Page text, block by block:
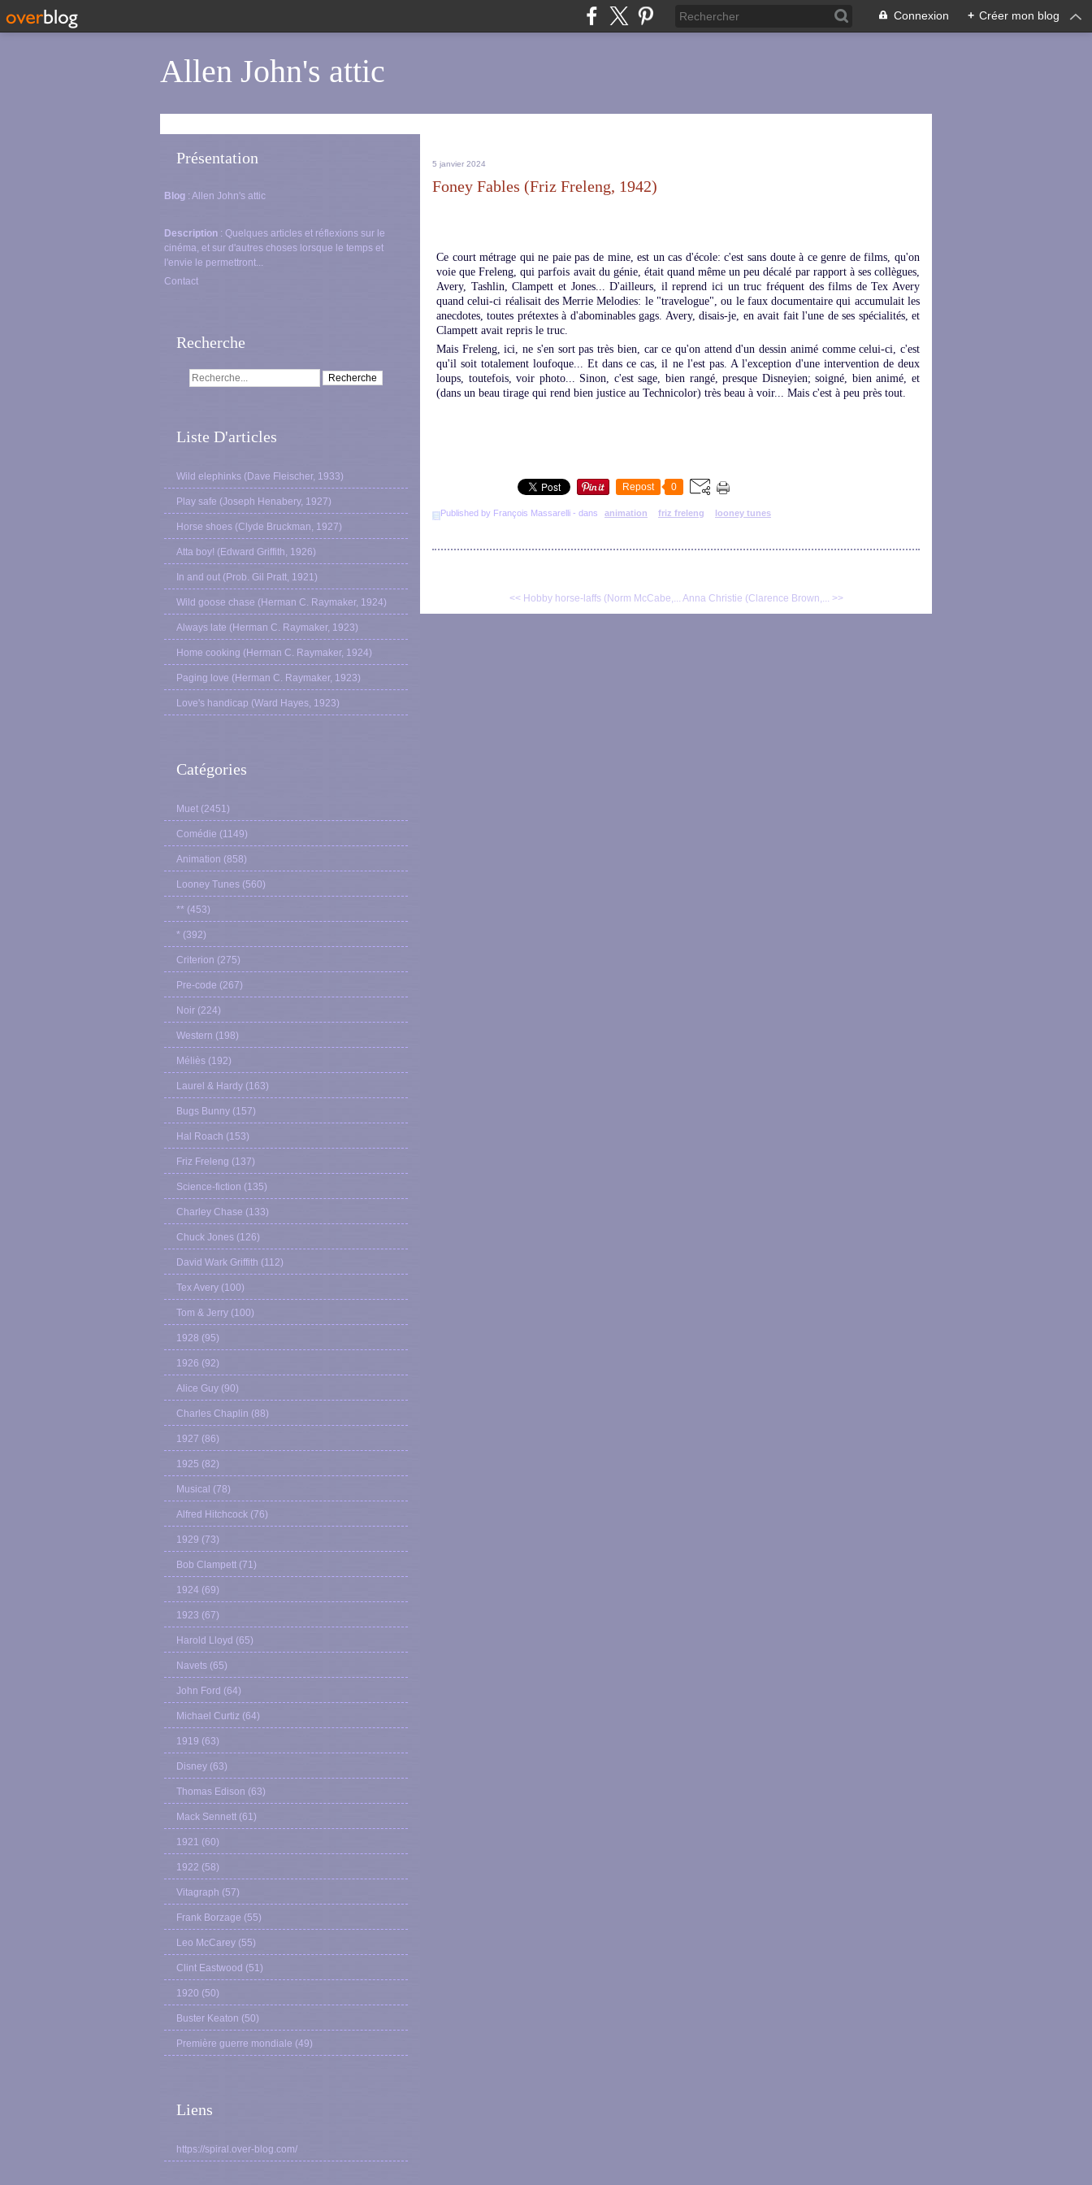
Connexion + Créer mon blog
Allen John's attic
Présentation
Blog : Allen John's attic
Description : Quelques articles et réflexions sur le
cinéma, et sur d'autres choses lorsque le temps et
l'envie le permettront...
Contact
Recherche
Liste D'articles
Wild elephinks (Dave Fleischer, 1933)
Play safe (Joseph Henabery, 1927)
Horse shoes (Clyde Bruckman, 1927)
Atta boy! (Edward Griffith, 1926)
In and out (Prob. Gil Pratt, 1921)
Wild goose chase (Herman C. Raymaker, 1924)
Always late (Herman C. Raymaker, 1923)
Home cooking (Herman C. Raymaker, 1924)
Paging love (Herman C. Raymaker, 1923)
Love's handicap (Ward Hayes, 1923)
Catégories
Muet (2451)
Comédie (1149)
Animation (858)
Looney Tunes (560)
** (453)
* (392)
Criterion (275)
Pre-code (267)
Noir (224)
Western (198)
Méliès (192)
Laurel & Hardy (163)
Bugs Bunny (157)
Hal Roach (153)
Friz Freleng (137)
Science-fiction (135)
Charley Chase (133)
Chuck Jones (126)
David Wark Griffith (112)
Tex Avery (100)
Tom & Jerry (100)
1928 (95)
1926 (92)
Alice Guy (90)
Charles Chaplin (88)
1927 (86)
1925 (82)
Musical (78)
Alfred Hitchcock (76)
1929 (73)
Bob Clampett (71)
1924 (69)
1923 (67)
Harold Lloyd (65)
Navets (65)
John Ford (64)
Michael Curtiz (64)
1919 (63)
Disney (63)
Thomas Edison (63)
Mack Sennett (61)
1921 (60)
1922 (58)
Vitagraph (57)
Frank Borzage (55)
Leo McCarey (55)
Clint Eastwood (51)
1920 (50)
Buster Keaton (50)
Première guerre mondiale (49)
Liens
https://spiral.over-blog.com/
5 janvier 2024
Foney Fables (Friz Freleng, 1942)
Ce court métrage qui ne paie pas de mine, est un cas d'école: c'est sans doute à ce genre de films, qu'on
voie que Freleng, qui parfois avait du génie, était quand même un peu décalé par rapport à ses collègues,
Avery, Tashlin, Clampett et Jones... D'ailleurs, il reprend ici un truc fréquent des films de Tex Avery
quand celui-ci réalisait des Merrie Melodies: le "travelogue", ou le faux documentaire qui accumulait les
anecdotes, toutes prétextes à d'abominables gags. Avery, disais-je, en avait fait l'une de ses spécialités, et
Clampett avait repris le truc.
Mais Freleng, ici, ne s'en sort pas très bien, car ce qu'on attend d'un dessin animé comme celui-ci, c'est
qu'il soit totalement loufoque... Et dans ce cas, il ne l'est pas. A l'exception d'une intervention de deux
loups, toutefois, voir photo... Sinon, c'est sage, bien rangé, presque Disneyien; soigné, bien animé, et
(dans un beau tirage qui rend bien justice au Technicolor) très beau à voir... Mais c'est à peu près tout.
Repost 0
Published by François Massarelli - dans animation friz freleng looney tunes
<< Hobby horse-laffs (Norm McCabe,... Anna Christie (Clarence Brown,... >>